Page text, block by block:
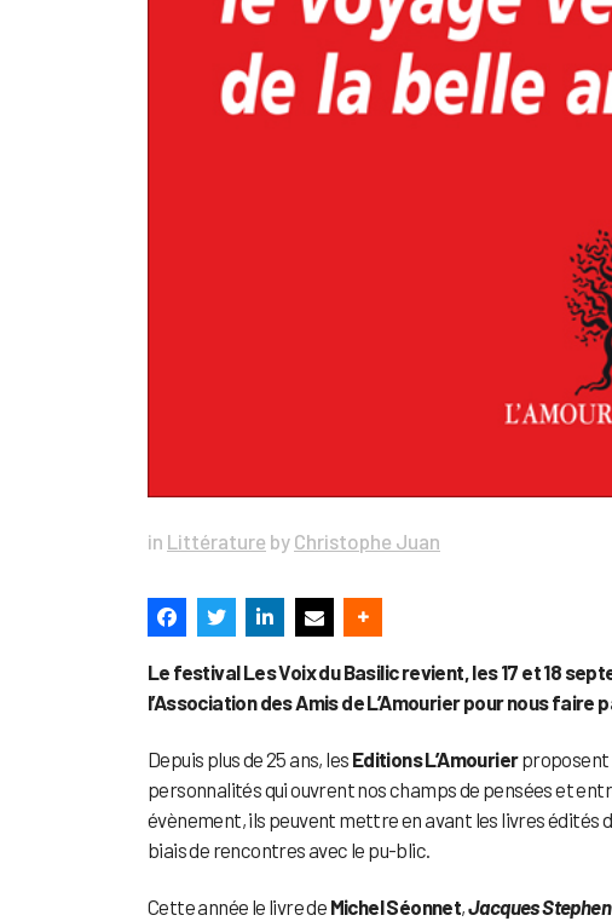
in Littérature by Christophe Juan
Le festival Les Voix du Basilic revient, les 17 et 18
l’Association des Amis de L’Amourier pour nous
Depuis plus de 25 ans, les Editions L’Amourierproposent
personnalités qui ouvrent nos champs de pensées et
évènement, ils peuvent mettre en avant les livres édités
biais de rencontres avec le pu-blic.
Cette année le livre de Michel Séonnet,Jacques Stephen